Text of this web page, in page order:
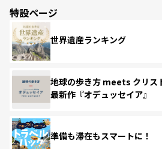
特設ページ
世界遺産ランキング
地球の歩き方 meets クリス
最新作『オデュッセイア』
準備も滞在もスマートに！